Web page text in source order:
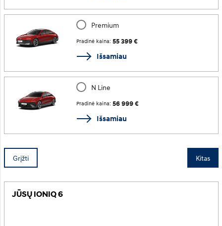
Premium
Pradinė kaina: 55 399 €
Išsamiau
N Line
Pradinė kaina: 56 999 €
Išsamiau
Grįžti Kitas
JŪSŲ IONIQ 6